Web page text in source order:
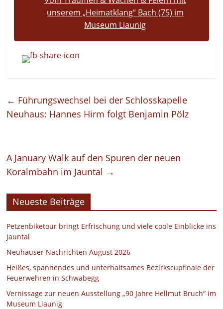
unserem „Heimatklang“ Bach (75) im
Museum Liaunig
← Führungswechsel bei der Schlosskapelle
Neuhaus: Hannes Hirm folgt Benjamin Pölz
A January Walk auf den Spuren der neuen
Koralmbahn im Jauntal →
Neueste Beiträge
Petzenbiketour bringt Erfrischung und viele coole Einblicke ins
Jauntal
Neuhauser Nachrichten August 2026
Heißes, spannendes und unterhaltsames Bezirkscupfinale der
Feuerwehren in Schwabegg
Vernissage zur neuen Ausstellung „90 Jahre Hellmut Bruch“ im
Museum Liaunig